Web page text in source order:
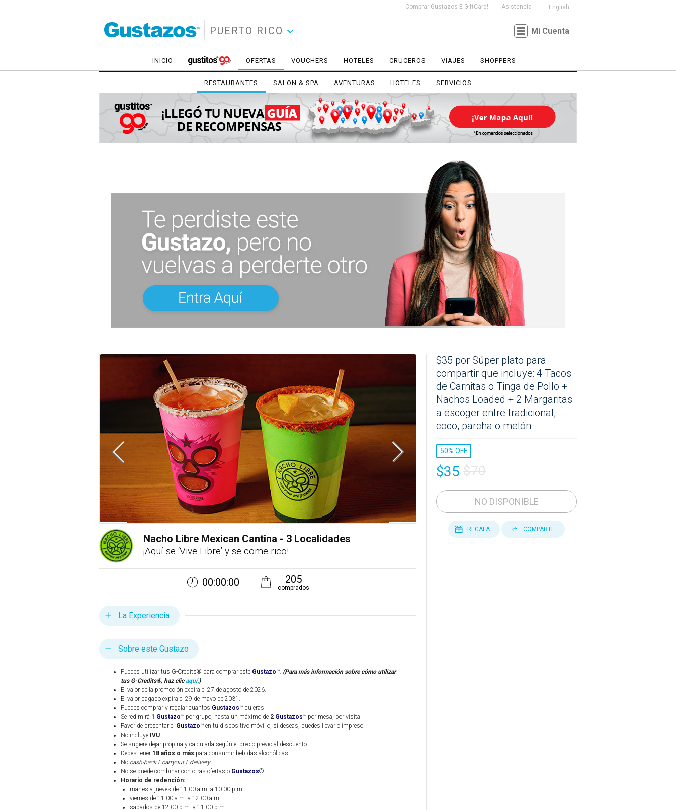
PUERTO RICO
English
Asistencia
Comprar Gustazos E-GiftCard!
Mi Cuenta
INICIO OFERTAS VOUCHERS HOTELES CRUCEROS VIAJES SHOPPERS
RESTAURANTES SALON & SPA AVENTURAS HOTELES SERVICIOS
$35 por Súper plato para
compartir que incluye: 4 Tacos
de Carnitas o Tinga de Pollo +
Nachos Loaded + 2 Margaritas
a escoger entre tradicional,
coco, parcha o melón
50% OFF
$35 $70
NO DISPONIBLE
REGALA COMPARTE
Nacho Libre Mexican Cantina - 3 Localidades
¡Aquí se ‘Vive Libre’ y se come rico!
00:00:00 205
comprados
La Experiencia
Sobre este Gustazo
Puedes utilizar tus G-Credits® para comprar este Gustazo™. (Para más información sobre cómo utilizar
tus G-Credits®, haz clicaquí.)
El valor de la promoción expira el 27 de agosto de 2026.
El valor pagado expira el 29 de mayo de 2031.
Puedes comprar y regalar cuantos Gustazos™ quieras.
Se redimirá 1 Gustazo™ por grupo, hasta un máximo de 2 Gustazos™ por mesa, por visita.
Favor de presentar el Gustazo™ en tu dispositivo móvil o, si deseas, puedes llevarlo impreso.
No incluye IVU.
Se sugiere dejar propina y calcularla según el precio previo al descuento.
Debes tener 18 años o más para consumir bebidas alcohólicas.
No cash-back/ carryout/ delivery.
No se puede combinar con otras ofertas o Gustazos®.
Horario de redención:
martes a jueves de 11:00 a.m. a 10:00 p.m.
viernes de 11:00 a.m. a 12:00 a.m.
sábados de 12:00 p.m. a 11:00 p.m.